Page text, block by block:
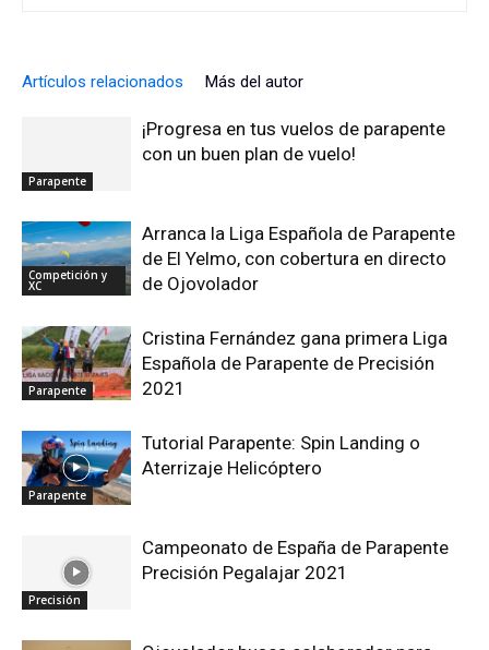
Artículos relacionados Más del autor
Parapente
¡Progresa en tus vuelos de parapente
con un buen plan de vuelo!
Competición y
XC
Arranca la Liga Española de Parapente
de El Yelmo, con cobertura en directo
de Ojovolador
Parapente
Cristina Fernández gana primera Liga
Española de Parapente de Precisión
2021
Parapente
Tutorial Parapente: Spin Landing o
Aterrizaje Helicóptero
Precisión
Campeonato de España de Parapente
Precisión Pegalajar 2021